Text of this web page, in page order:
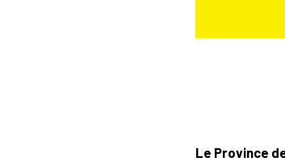
Le Province